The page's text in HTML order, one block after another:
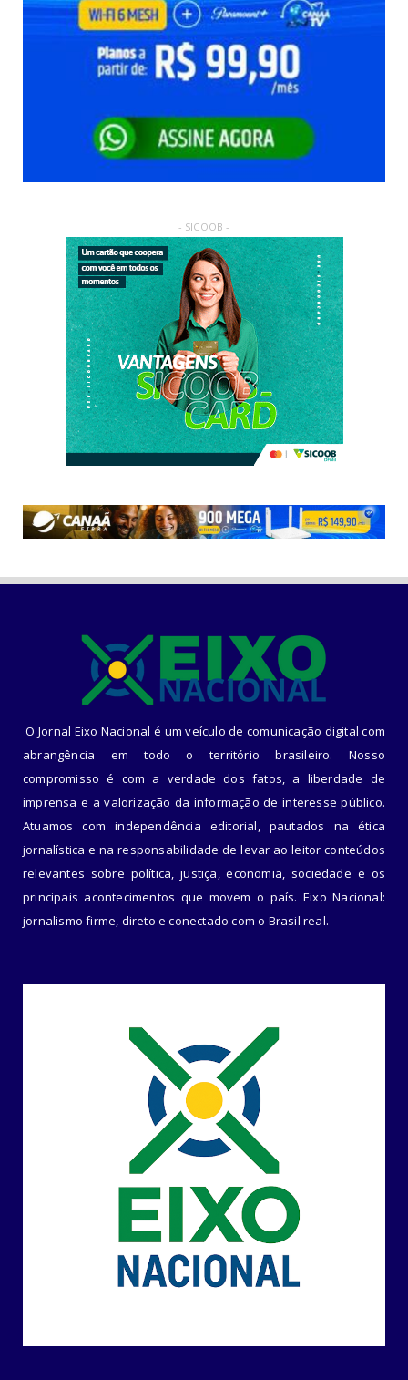
- SICOOB -
O Jornal Eixo Nacional é um veículo de comunicação digital com
abrangência em todo o território brasileiro. Nosso
compromisso é com a verdade dos fatos, a liberdade de
imprensa e a valorização da informação de interesse público.
Atuamos com independência editorial, pautados na ética
jornalística e na responsabilidade de levar ao leitor conteúdos
relevantes sobre política, justiça, economia, sociedade e os
principais acontecimentos que movem o país. Eixo Nacional:
jornalismo firme, direto e conectado com o Brasil real.